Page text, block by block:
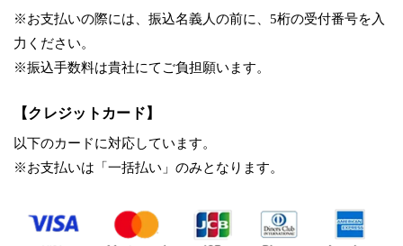
※お支払いの際には、振込名義人の前に、5桁の受付番号を入
力ください。
※振込手数料は貴社にてご負担願います。
【クレジットカード】
以下のカードに対応しています。
※お支払いは「一括払い」のみとなります。